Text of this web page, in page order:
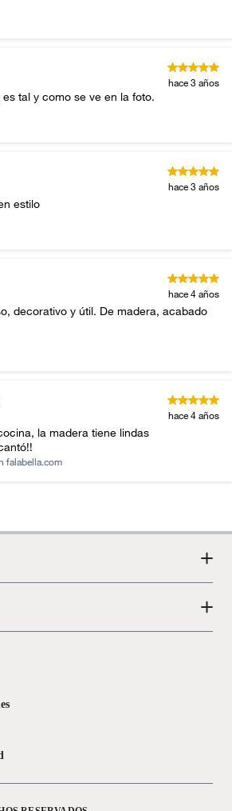
hace 3 años
tal y como se ve en la foto.
hace 3 años
estilo
hace 4 años
decorativo y útil. De madera, acabado
hace 4 años
la madera tiene lindas
falabella.com